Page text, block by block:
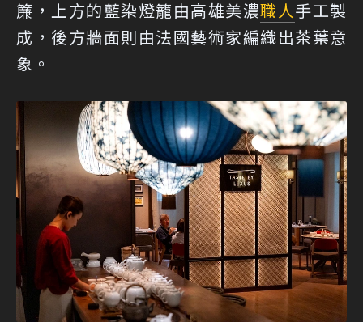
簾，上方的藍染燈籠由高雄美濃職人手工製
成，後方牆面則由法國藝術家編織出茶葉意
象。